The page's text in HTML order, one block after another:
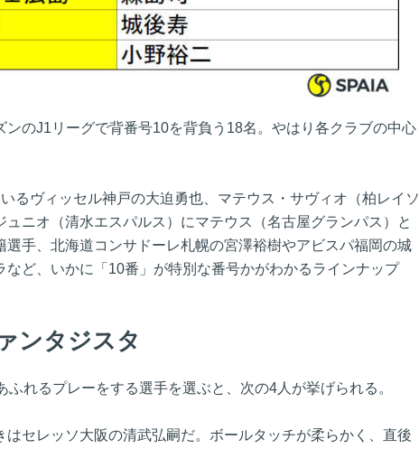
ンのJ1リーグで背番号10を背負う18名。やはり各クラブの中心
るヴィッセル神戸の大迫勇也、マテウス・サヴィオ（柏レイソ
ュニオ（清水エスパルス）にマテウス（名古屋グランパス）と
選手、北海道コンサドーレ札幌の宮澤裕樹やアビスパ福岡の城
など、いかに「10番」が特別な番号かがわかるラインナップ
ンタジスタ
ふれるプレーをする選手を選ぶと、次の4人が挙げられる。
はセレッソ大阪の清武弘嗣だ。ボールタッチが柔らかく、直後